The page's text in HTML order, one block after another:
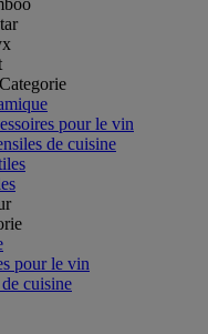
pour le vin
de cuisine
pour le vin
cuisine